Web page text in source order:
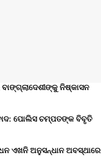
ନିଷ୍କାସନ
ପୋଲିସ ଚମ୍ପତଙ୍କ ବିବୃତି
ଏଖନି ଅନୁସନ୍ଧାନ ଅବସ୍ଥାରେ